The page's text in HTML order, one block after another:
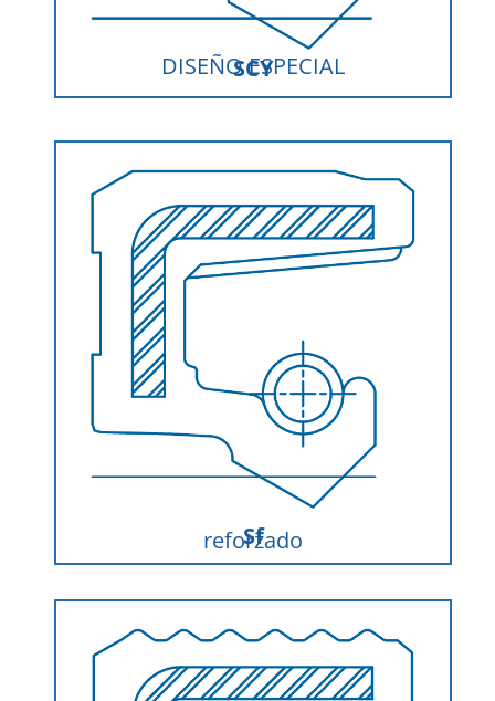
SCY
DISEÑO ESPECIAL
Sf
reforzado